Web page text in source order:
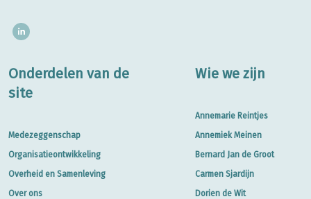
Onderdelen van de
site
Medezeggenschap
Organisatieontwikkeling
Overheid en Samenleving
Over ons
Wie we zijn
Annemarie Reintjes
Annemiek Meinen
Bernard Jan de Groot
Carmen Sjardijn
Dorien de Wit